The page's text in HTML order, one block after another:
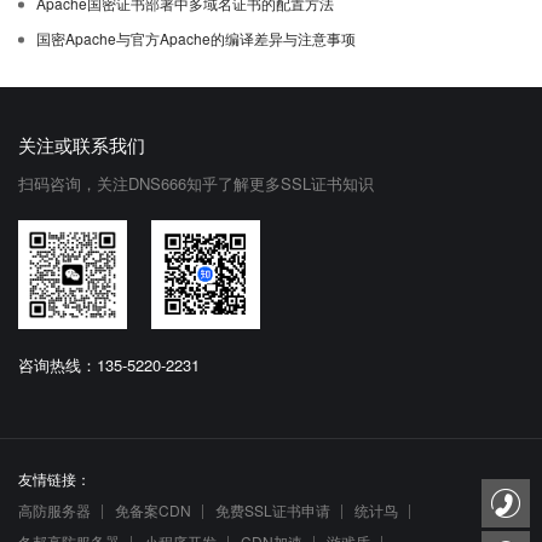
国密Apache与官方Apache的编译差异与注意事项
关注或联系我们
扫码咨询，关注DNS666知乎了解更多SSL证书知识
咨询热线：135-5220-2231
友情链接：
高防服务器
免备案CDN 免费SSL证书申请
统计鸟